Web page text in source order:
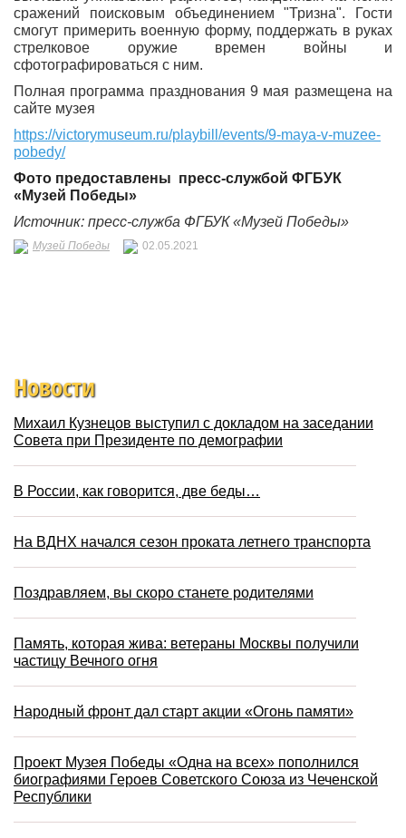
сражений поисковым объединением "Тризна". Гости
смогут примерить военную форму, поддержать в руках
стрелковое оружие времен войны и
сфотографироваться с ним.
Полная программа празднования 9 мая размещена на
сайте музея
https://victorymuseum.ru/playbill/events/9-maya-v-muzee-
pobedy/
Фото предоставлены пресс-службой ФГБУК
«Музей Победы»
Источник: пресс-служба ФГБУК «Музей Победы»
Музей Победы 02.05.2021
Новости
Михаил Кузнецов выступил с докладом на заседании
Совета при Президенте по демографии
В России, как говорится, две беды…
На ВДНХ начался сезон проката летнего транспорта
Поздравляем, вы скоро станете родителями
Память, которая жива: ветераны Москвы получили
частицу Вечного огня
Народный фронт дал старт акции «Огонь памяти»
Проект Музея Победы «Одна на всех» пополнился
биографиями Героев Советского Союза из Чеченской
Республики